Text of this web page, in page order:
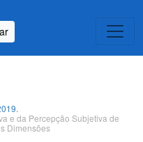
e da Percepção Subjetiva de
Dimensões